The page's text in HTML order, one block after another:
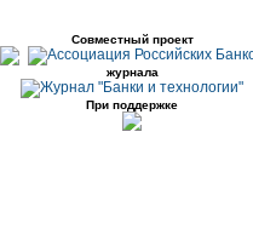
Совместный проект
журнала
При поддержке